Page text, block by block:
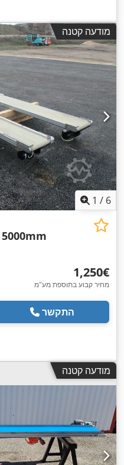
מודעה קטנה
1 / 6
5000mm
‏1,250 ‏€
מחיר קבוע בתוספת מע"מ
התקשר
מודעה קטנה